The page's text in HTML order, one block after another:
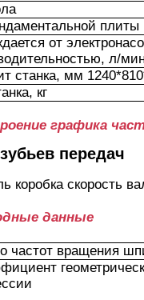
плиты
от
л/
станка, мм
кг
графика
передач
коробка скорость
данные
частот вращения